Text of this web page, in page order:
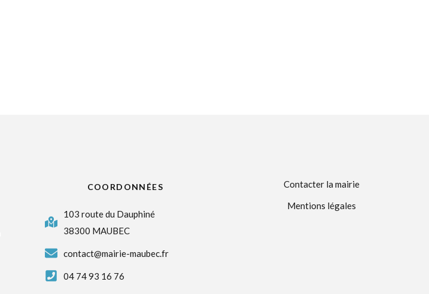
COORDONNÉES
103 route du Dauphiné
38300 MAUBEC
contact@mairie-maubec.fr
04 74 93 16 76
Contacter la mairie
Mentions légales